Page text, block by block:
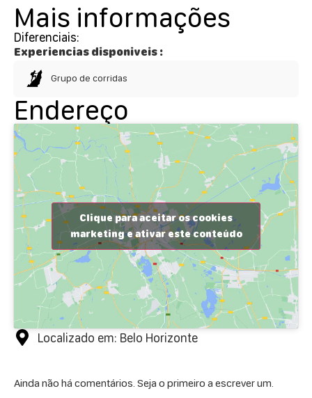
Mais informações
Diferenciais:
Experiencias disponiveis :
Grupo de corridas
Endereço
Clique para aceitar os cookies
marketing e ativar este conteúdo
Localizado em: Belo Horizonte
Ainda não há comentários. Seja o primeiro a escrever um.